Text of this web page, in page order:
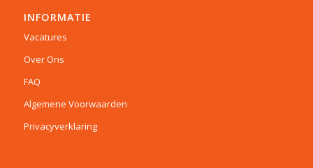
INFORMATIE
Vacatures
Over Ons
FAQ
Algemene Voorwaarden
Privacyverklaring